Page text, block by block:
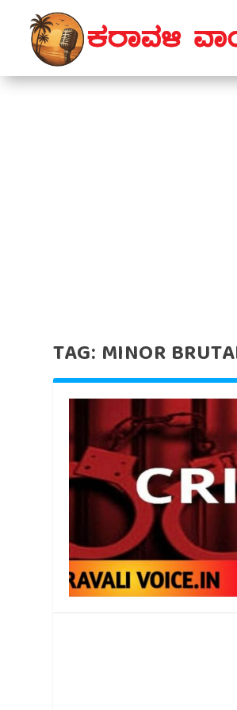
TAG: MINOR